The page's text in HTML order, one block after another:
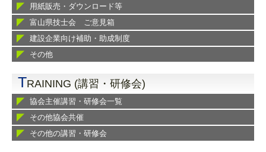
用紙販売・ダウンロード等
富山県技士会 ご意見箱
建設企業向け補助・助成制度
その他
TRAINING (講習・研修会)
協会主催講習・研修会一覧
その他協会共催
その他の講習・研修会